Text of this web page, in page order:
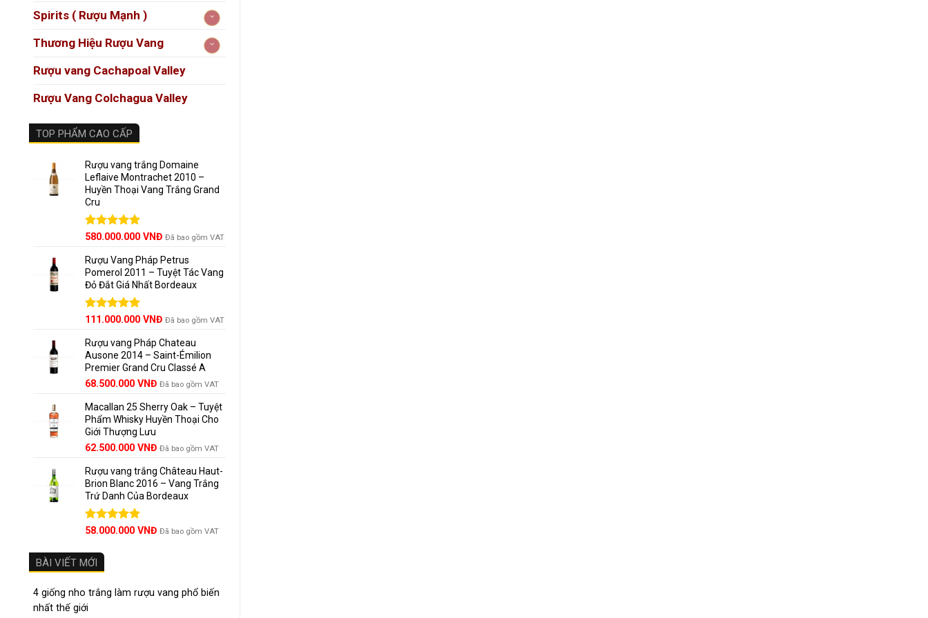
Spirits ( Rượu Mạnh )
Thương Hiệu Rượu Vang
Rượu vang Cachapoal Valley
Rượu Vang Colchagua Valley
TOP PHẨM CAO CẤP
Rượu vang trắng Domaine
Leflaive Montrachet 2010 –
Huyền Thoại Vang Trắng Grand
Cru
Được xếp
5 sao
580.000.000 VNĐ Đã bao gồm VAT
Rượu Vang Pháp Petrus
Pomerol 2011 – Tuyệt Tác Vang
Đỏ Đắt Giá Nhất Bordeaux
Được xếp
5 sao
Giá
là:
125.000.000 VNĐ.
111.000.000 VNĐGiá
tại
là:
111.000.000 VNĐ.
Đã bao gồm VAT
Rượu vang Pháp Chateau
Ausone 2014 – Saint-Émilion
Premier Grand Cru Classé A
68.500.000 VNĐ Đã bao gồm VAT
Macallan 25 Sherry Oak – Tuyệt
Phẩm Whisky Huyền Thoại Cho
Giới Thượng Lưu
Giá
là:
65.000.000 VNĐ.
62.500.000 VNĐGiá
tại
là:
62.500.000 VNĐ.
Đã bao gồm VAT
Rượu vang trắng Château Haut-
Brion Blanc 2016 – Vang Trắng
Trứ Danh Của Bordeaux
Được xếp
5 sao
58.000.000 VNĐ Đã bao gồm VAT
BÀI VIẾT MỚI
4 giống nho trắng làm rượu vang phổ biến
nhất thế giới